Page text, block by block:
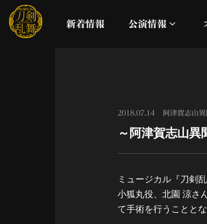
新着情報 公演情報
これまでの公演
ライブビューイ
2018.07.14 阿津賀志山
～阿津賀志山異
ミュージカル『刀剣
小狐丸役、北園 涼さ
て手術を行うこととな